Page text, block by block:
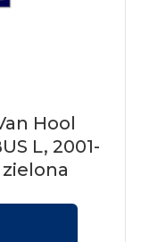
Hool
L, 2001-
zielona